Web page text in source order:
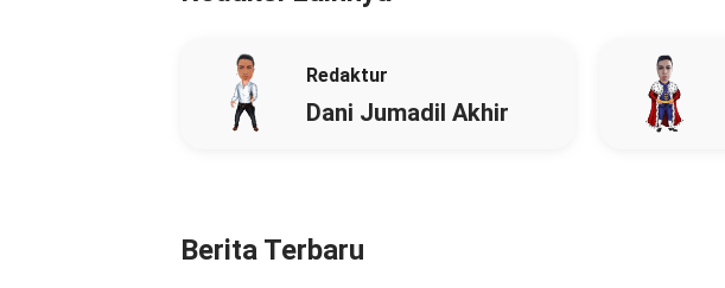
Redaktur
Dani Jumadil Akhir
Berita Terbaru